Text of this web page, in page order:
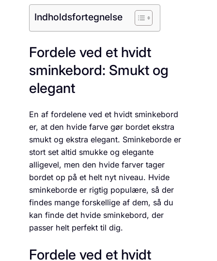
Indholdsfortegnelse
Fordele ved et hvidt
sminkebord: Smukt og
elegant
En af fordelene ved et hvidt sminkebord
er, at den hvide farve gør bordet ekstra
smukt og ekstra elegant. Sminkeborde er
stort set altid smukke og elegante
alligevel, men den hvide farver tager
bordet op på et helt nyt niveau. Hvide
sminkeborde er rigtig populære, så der
findes mange forskellige af dem, så du
kan finde det hvide sminkebord, der
passer helt perfekt til dig.
Fordele ved et hvidt